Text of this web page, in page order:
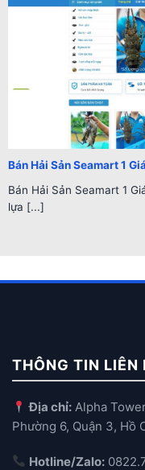
Bán Hải Sản Seamart 1
Bán Hải Sản Seamart 1
lựa [...]
THÔNG TIN LIÊN
Địa chỉ: Alpha
Phường 6, Quận 3, Hồ
Hotline/Zalo: